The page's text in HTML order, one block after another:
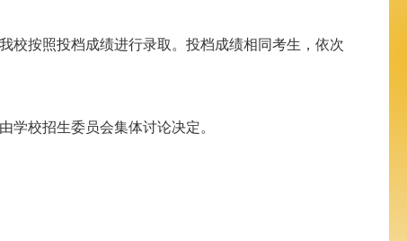
校按照投档成绩进行录取。投档成绩相同考生，依次
学校招生委员会集体讨论决定。